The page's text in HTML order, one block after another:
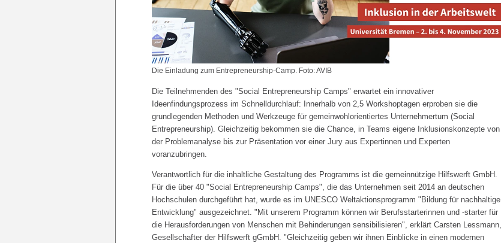
Die Einladung zum Entrepreneurship-Camp. Foto: AVIB
Die Teilnehmenden des "Social Entrepreneurship Camps" erwartet ein innovativer
Ideenfindungsprozess im Schnelldurchlauf: Innerhalb von 2,5 Workshoptagen erproben sie die
grundlegenden Methoden und Werkzeuge für gemeinwohlorientiertes Unternehmertum (Social
Entrepreneurship). Gleichzeitig bekommen sie die Chance, in Teams eigene Inklusionskonzepte von
der Problemanalyse bis zur Präsentation vor einer Jury aus Expertinnen und Experten
voranzubringen.
Verantwortlich für die inhaltliche Gestaltung des Programms ist die gemeinnützige Hilfswerft GmbH.
Für die über 40 "Social Entrepreneurship Camps", die das Unternehmen seit 2014 an deutschen
Hochschulen durchgeführt hat, wurde es im UNESCO Weltaktionsprogramm "Bildung für nachhaltige
Entwicklung" ausgezeichnet. "Mit unserem Programm können wir Berufsstarterinnen und -starter für
die Herausforderungen von Menschen mit Behinderungen sensibilisieren", erklärt Carsten Lessmann,
Gesellschafter der Hilfswerft gGmbH. "Gleichzeitig geben wir ihnen Einblicke in einen modernen